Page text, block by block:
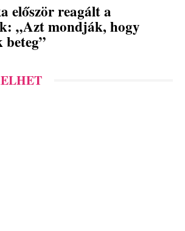
először reagált a
„Azt mondják, hogy
beteg”